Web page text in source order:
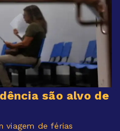
são alvo de
viagem de férias